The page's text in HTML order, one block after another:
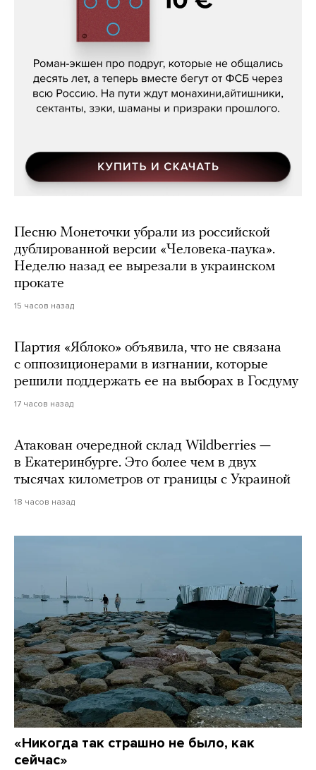
Кира Ярмыш, «Тут недалеко»
Песню Монеточки убрали из российской
дублированной версии «Человека-паука».
Неделю назад ее вырезали в украинском
прокате
15 часов назад
Партия «Яблоко» объявила, что не связана
с оппозиционерами в изгнании, которые
решили поддержать ее на выборах в Госдуму
17 часов назад
Атакован очередной склад Wildberries —
в Екатеринбурге. Это более чем в двух
тысячах километров от границы с Украиной
18 часов назад
«Никогда так страшно не было, как
сейчас»